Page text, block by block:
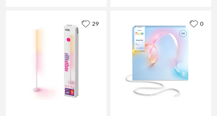
29 0